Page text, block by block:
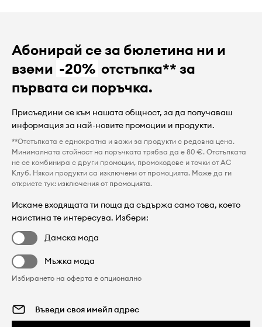
Абонирай се за бюлетина ни и
вземи -20% отстъпка** за
първата си поръчка.
Присъедини се към нашата общност, за да получаваш
информация за най-новите промоции и продукти.
**Отстъпката е еднократна и важи за продукти с редовна цена.
Минималната стойност на поръчката трябва да е 80 €. Отстъпката
не се комбинира с други промоции, промокодове и точки от AC
Клуб. Някои продукти са изключени от промоцията. Може да ги
откриете тук: изключения от промоцията.
Искаме входящата ти поща да съдържа само това, което
наистина те интересува. Избери:
Дамска мода
Мъжка мода
Избирането на оферта е опционално